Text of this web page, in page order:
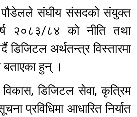
पौडेलले संघीय संसदको संयुक्त
२०८३/८४ को नीति तथा
डिजिटल अर्थतन्त्र विस्तारमा
हुन् ।
डिजिटल सेवा, कृत्रिम
प्रविधिमा आधारित निर्यात